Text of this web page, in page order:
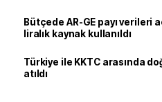
Bütçede AR-GE payı verileri
liralık kaynak kullanıldı
Türkiye ile KKTC arasında
atıldı